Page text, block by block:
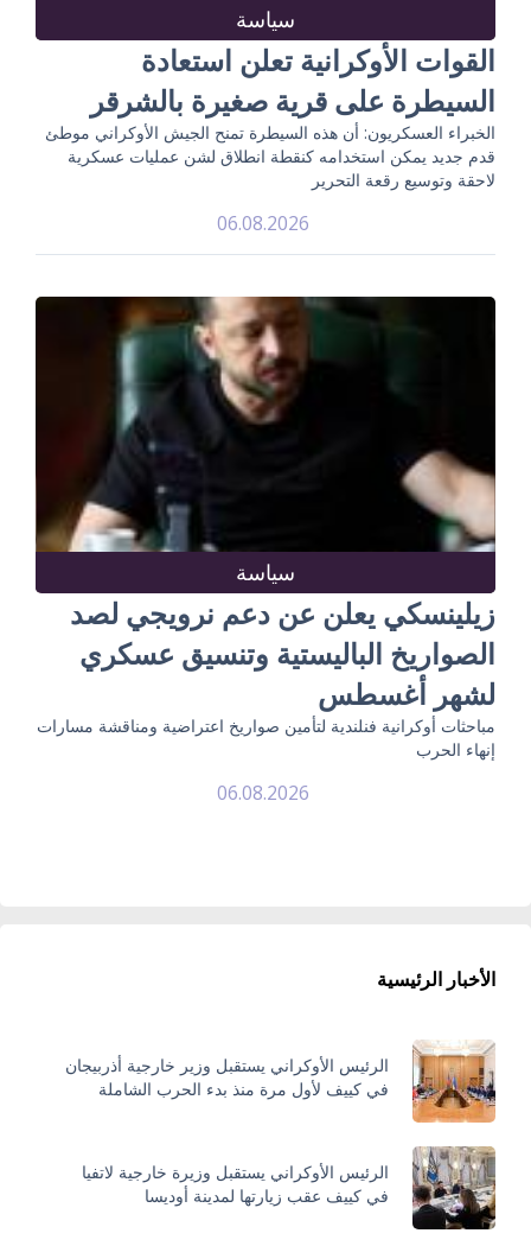
سياسة
القوات الأوكرانية تعلن استعادة
السيطرة على قرية صغيرة بالشرقر
الخبراء العسكريون: أن هذه السيطرة تمنح الجيش الأوكراني موطئ
قدم جديد يمكن استخدامه كنقطة انطلاق لشن عمليات عسكرية
لاحقة وتوسيع رقعة التحرير
06.08.2026
سياسة
زيلينسكي يعلن عن دعم نرويجي لصد
الصواريخ الباليستية وتنسيق عسكري
لشهر أغسطس
مباحثات أوكرانية فنلندية لتأمين صواريخ اعتراضية ومناقشة مسارات
إنهاء الحرب
06.08.2026
الأخبار الرئيسية
الرئيس الأوكراني يستقبل وزير خارجية أذربيجان
في كييف لأول مرة منذ بدء الحرب الشاملة
الرئيس الأوكراني يستقبل وزيرة خارجية لاتفيا
في كييف عقب زيارتها لمدينة أوديسا